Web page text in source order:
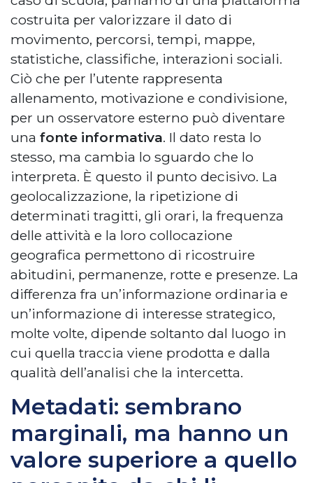
costruita per valorizzare il dato di
movimento, percorsi, tempi, mappe,
statistiche, classifiche, interazioni sociali.
Ciò che per l’utente rappresenta
allenamento, motivazione e condivisione,
per un osservatore esterno può diventare
una fonte informativa. Il dato resta lo
stesso, ma cambia lo sguardo che lo
interpreta. È questo il punto decisivo. La
geolocalizzazione, la ripetizione di
determinati tragitti, gli orari, la frequenza
delle attività e la loro collocazione
geografica permettono di ricostruire
abitudini, permanenze, rotte e presenze. La
differenza fra un’informazione ordinaria e
un’informazione di interesse strategico,
molte volte, dipende soltanto dal luogo in
cui quella traccia viene prodotta e dalla
qualità dell’analisi che la intercetta.
Metadati: sembrano
marginali, ma hanno un
valore superiore a quello